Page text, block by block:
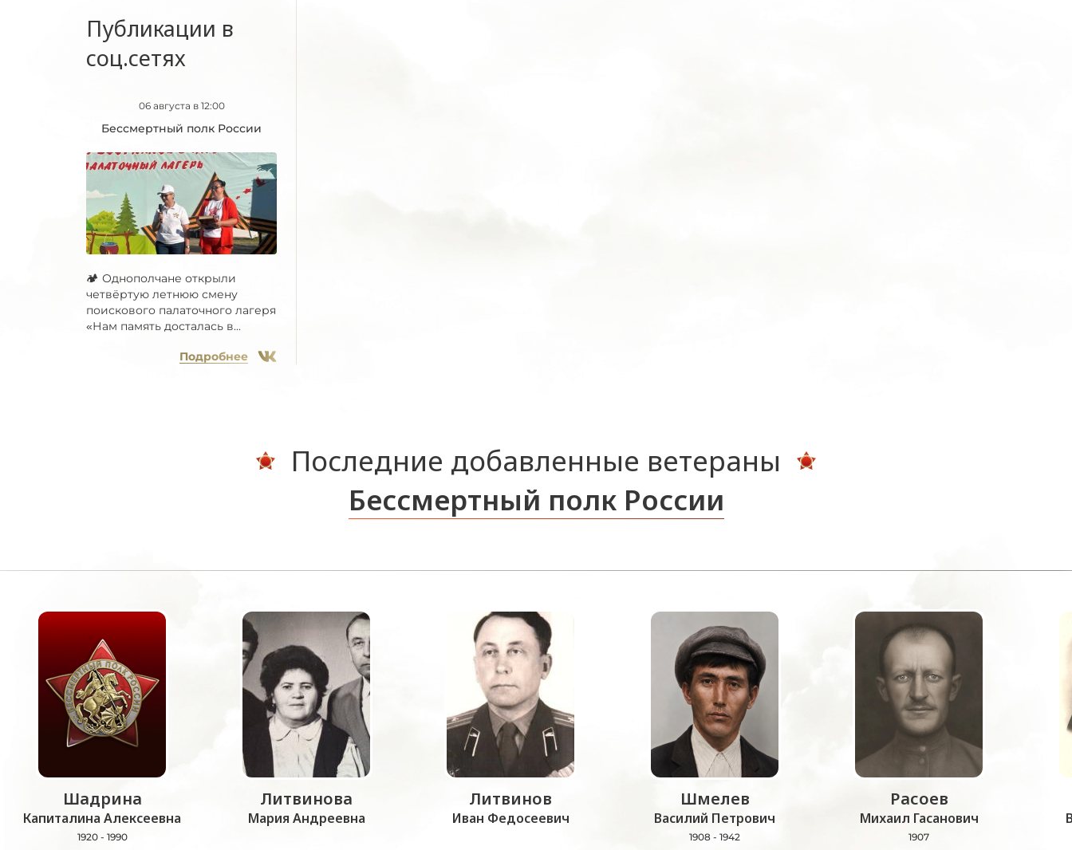
Публикации в
соц.сетях
06 августа в 12:00
Бессмертный полк России
🏕 Однополчане открыли
четвёртую летнюю смену
поискового палаточного лагеря
«Нам память досталась в...
Подробнее
Последние добавленные ветераны
Бессмертный полк России
Шадрина
Капиталина Алексеевна
1920 - 1990
Литвинова
Мария Андреевна
Литвинов
Иван Федосеевич
Шмелев
Василий Петрович
1908 - 1942
Расоев
Михаил Гасанович
1907